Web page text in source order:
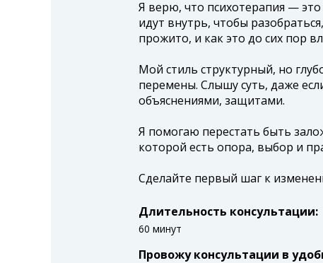
Я верю, что психотерапия —
идут внутрь, чтобы
прожито, и как это до сих пор
Мой стиль структурный, но
перемены. Слышу суть, даже
объяснениями, защитами.
Я помогаю перестать быть
которой есть опора, выбор и
Сделайте первый шаг к
Длительность консультации:
60 минут
Провожу консультации в